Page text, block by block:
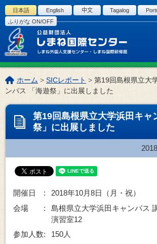
このページの本文へ
日本語 English 中文 Tagalog
ふりがな ON/OFF
こ
の
ペ
ホーム >SICレポート> 第19回島根県立大
ンパス 「海遊祭」に出展しました
第19回島根県立大学浜田キャ
祭」に出展しました
開催日 :
2018年10月8日（月・祝）
会場 :
島根県立大学浜田キャンパス
演習室12
参加人数:
150人